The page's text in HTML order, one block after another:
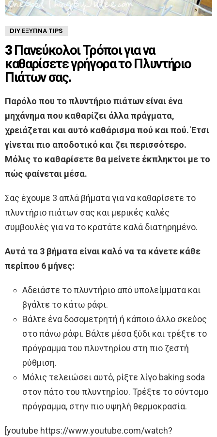
DIY ΈΞΥΠΝΑ TIPS
3 Πανεύκολοι Τρόποι για να
καθαρίσετε γρήγορα το Πλυντήριο
Πιάτων σας.
Παρόλο που το πλυντήριο πιάτων είναι ένα
μηχάνημα που καθαρίζει άλλα πράγματα,
χρειάζεται και αυτό καθάρισμα πού και πού. Έτσι
γίνεται πιο αποδοτικό και ζει περισσότερο.
Μόλις το καθαρίσετε θα μείνετε έκπληκτοι με το
πώς φαίνεται μέσα.
Σας έχουμε 3 απλά βήματα για να καθαρίσετε το
πλυντήριο πιάτων σας και μερικές καλές
συμβουλές για να το κρατάτε καλά διατηρημένο.
Αυτά τα 3 βήματα είναι καλό να τα κάνετε κάθε
περίπου 6 μήνες:
Αδειάστε το πλυντήριο από υπολείμματα και
βγάλτε το κάτω ράφι.
Βάλτε ένα δοσομετρητή ή κάποιο άλλο σκεύος
στο πάνω ράφι. Βάλτε μέσα ξύδι και τρέξτε το
πρόγραμμα του πλυντηρίου στη πιο ζεστή
ρύθμιση.
Μόλις τελειώσει αυτό, ρίξτε λίγο baking soda
στον πάτο του πλυντηρίου. Τρέξτε το σύντομο
πρόγραμμα, στην πιο υψηλή θερμοκρασία.
[youtube https://www.youtube.com/watch?